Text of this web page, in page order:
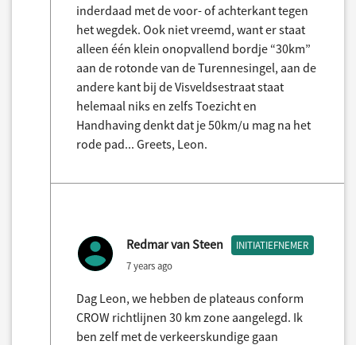
inderdaad met de voor- of achterkant tegen
het wegdek. Ook niet vreemd, want er staat
alleen één klein onopvallend bordje “30km”
aan de rotonde van de Turennesingel, aan de
andere kant bij de Visveldsestraat staat
helemaal niks en zelfs Toezicht en
Handhaving denkt dat je 50km/u mag na het
rode pad... Greets, Leon.
Redmar van Steen INITIATIEFNEMER
7 years ago
Dag Leon, we hebben de plateaus conform
CROW richtlijnen 30 km zone aangelegd. Ik
ben zelf met de verkeerskundige gaan